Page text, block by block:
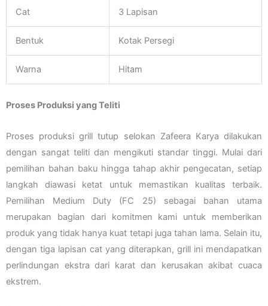
Cat 3 Lapisan
Bentuk Kotak Persegi
Warna Hitam
Proses Produksi yang Teliti
Proses produksi grill tutup selokan Zafeera Karya dilakukan
dengan sangat teliti dan mengikuti standar tinggi. Mulai dari
pemilihan bahan baku hingga tahap akhir pengecatan, setiap
langkah diawasi ketat untuk memastikan kualitas terbaik.
Pemilihan Medium Duty (FC 25) sebagai bahan utama
merupakan bagian dari komitmen kami untuk memberikan
produk yang tidak hanya kuat tetapi juga tahan lama. Selain itu,
dengan tiga lapisan cat yang diterapkan, grill ini mendapatkan
perlindungan ekstra dari karat dan kerusakan akibat cuaca
ekstrem.